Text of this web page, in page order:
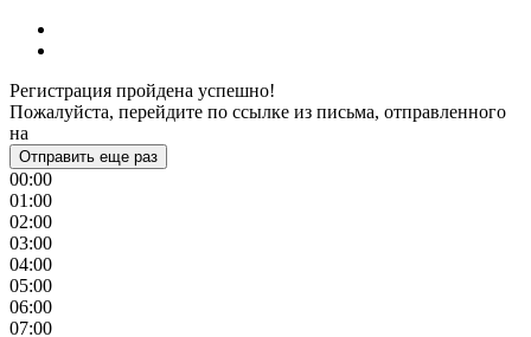
Регистрация пройдена успешно!
Пожалуйста, перейдите по ссылке из письма, отправленного
на
Отправить еще раз
00:00
01:00
02:00
03:00
04:00
05:00
06:00
07:00